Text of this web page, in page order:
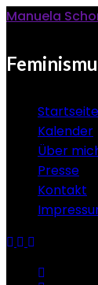
Manuela
Startseite
Kalender
Über
Presse
Kontakt